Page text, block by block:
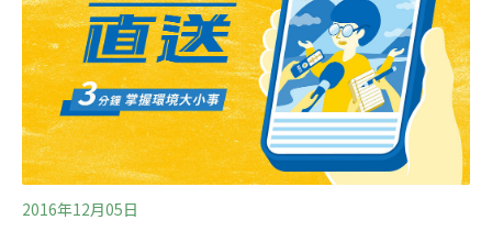
事，可見樂迷自制力真的很好。陳鴻楷也說，其實29日晚
間的生態池內，有11隻螢火蟲出來見客，從3月底到4月，
民眾都可以到大安森林公園內發現螢火蟲蹤跡，但因為數
量還不多，需要現場志工導覽員協助，才較容易發現。
2016年12月05日